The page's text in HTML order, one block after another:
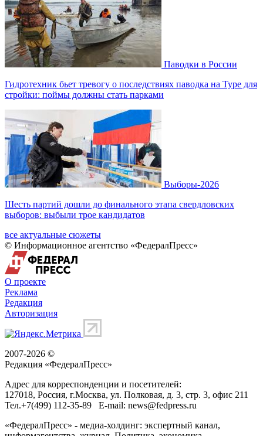
Паводки в России
Гидротехник бьет тревогу о последствиях паводка на Туре для
стройки: поймы должны стать парками
Выборы-2026
Шесть партий дошли до финального этапа свердловских
выборов: выбыли трое кандидатов
все актуальные сюжеты
© Информационное агентство «ФедералПресс»
О проекте
Реклама
Редакция
Авторизация
2007-2026 ©
Редакция «ФедералПресс»
Адрес для корреспонденции и посетителей:
127018, Россия, г.Москва, ул. Полковая, д. 3, стр. 3, офис 211
Тел.+7(499) 112-35-89 E-mail: news@fedpress.ru
«ФедералПресс» - медиа-холдинг: экспертный канал,